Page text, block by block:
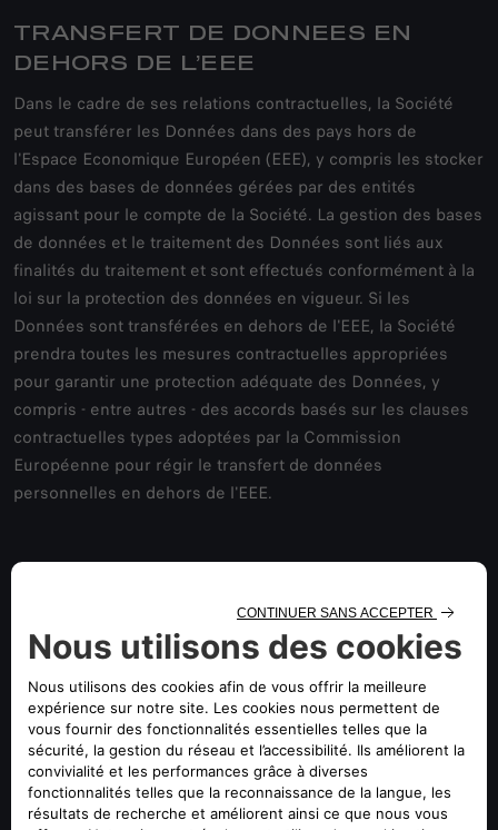
TRANSFERT DE DONNEES EN
DEHORS DE L’EEE
Dans le cadre de ses relations contractuelles, la Société
peut transférer les Données dans des pays hors de
l'Espace Economique Européen (EEE), y compris les stocker
dans des bases de données gérées par des entités
agissant pour le compte de la Société. La gestion des bases
de données et le traitement des Données sont liés aux
finalités du traitement et sont effectués conformément à la
loi sur la protection des données en vigueur. Si les
Données sont transférées en dehors de l'EEE, la Société
prendra toutes les mesures contractuelles appropriées
pour garantir une protection adéquate des Données, y
compris - entre autres - des accords basés sur les clauses
contractuelles types adoptées par la Commission
Européenne pour régir le transfert de données
personnelles en dehors de l'EEE.
ET EQUIPE DU DELEGUE A LA
PROTECTION DES DONNEES
Le Responsable du traitement est Stellantis Europe S.p.A,
dont le siège social est Corso Giovanni Agnelli 200 - 10135
Turin, Italie.
Vous pouvez contacter l'équipe du Délégué à la Protection